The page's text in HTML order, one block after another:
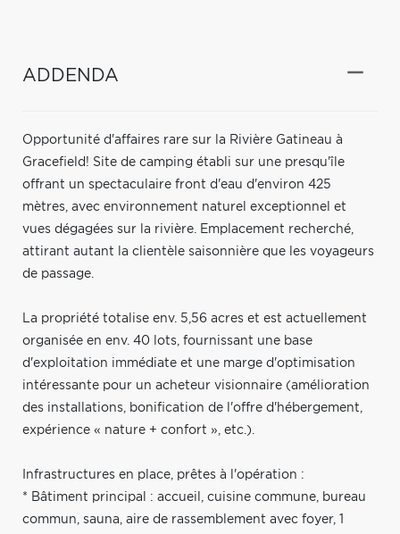
ADDENDA
Opportunité d'affaires rare sur la Rivière Gatineau à
Gracefield! Site de camping établi sur une presqu'île
offrant un spectaculaire front d'eau d'environ 425
mètres, avec environnement naturel exceptionnel et
vues dégagées sur la rivière. Emplacement recherché,
attirant autant la clientèle saisonnière que les voyageurs
de passage.
La propriété totalise env. 5,56 acres et est actuellement
organisée en env. 40 lots, fournissant une base
d'exploitation immédiate et une marge d'optimisation
intéressante pour un acheteur visionnaire (amélioration
des installations, bonification de l'offre d'hébergement,
expérience « nature + confort », etc.).
Infrastructures en place, prêtes à l'opération :
* Bâtiment principal : accueil, cuisine commune, bureau
commun, sauna, aire de rassemblement avec foyer, 1